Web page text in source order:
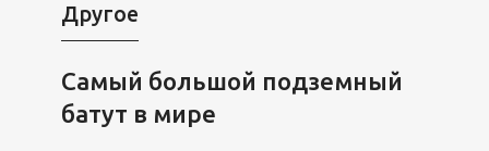
Другое
Самый большой подземный
батут в мире